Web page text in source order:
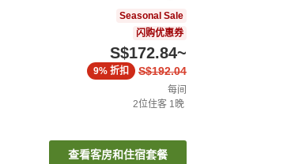
Seasonal Sale
闪购优惠券
S$172.84~
S$192.04
9% 折扣
每间
2位住客 1晚
查看客房和住宿套餐